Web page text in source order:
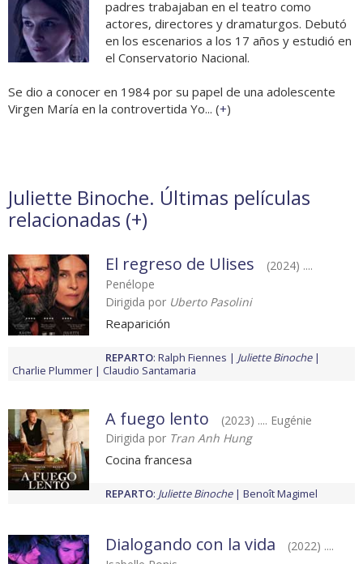
padres trabajaban en el teatro como
actores, directores y dramaturgos. Debutó
en los escenarios a los 17 años y estudió en
el Conservatorio Nacional.
Se dio a conocer en 1984 por su papel de una adolescente
Virgen María en la controvertida Yo... (+)
Juliette Binoche. Últimas películas
relacionadas (+)
El regreso de Ulises
(2024) ....
Penélope
Dirigida por Uberto Pasolini
Reaparición
REPARTO: Ralph Fiennes
Juliette Binoche
Charlie Plummer
Claudio Santamaria
A fuego lento
(2023) .... Eugénie
Dirigida por Tran Anh Hung
Cocina francesa
REPARTO: Juliette Binoche Benoît Magimel
Dialogando con la vida
(2022) ....